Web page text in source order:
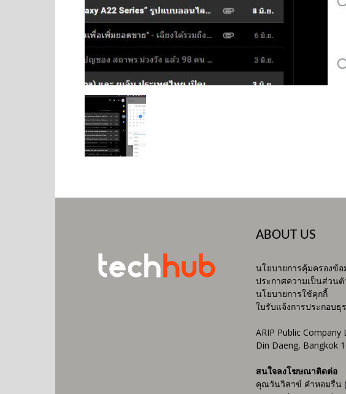
ABOUT US
นโยบายการคุ้มครองข้
ประกาศความเป็นส่วนตั
นโยบายการใช้คุกกี้
ใบรับแจ้งการประกอบ
ARIP Public
Din Daeng, Bangkok
สนใจลงโฆษณาติดต่อ
คุณวันวิสาข์ คำหอมรื่น